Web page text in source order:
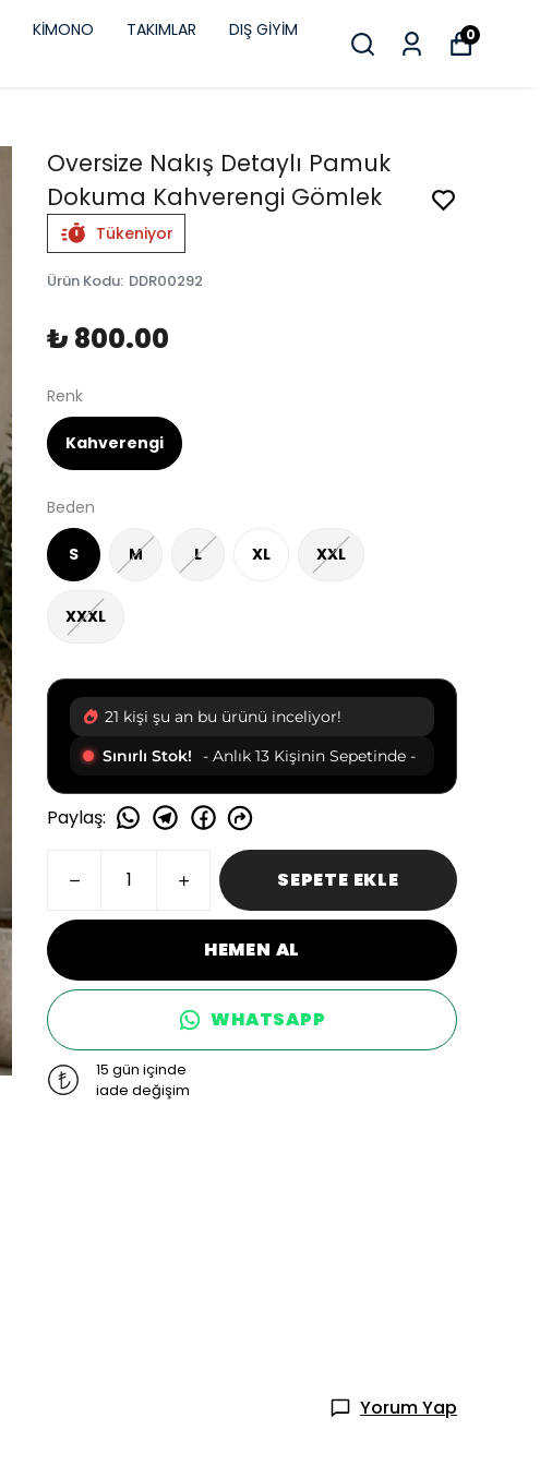
KİMONO TAKIMLAR
DIŞ GİYİM
0
Oversize Nakış Detaylı Pamuk
Dokuma Kahverengi Gömlek
Tükeniyor
Ürün Kodu: DDR00292
₺ 800.00
Renk
Kahverengi
Beden
S M L XL XXL
XXXL
21 kişi şu an bu ürünü inceliyor!
Sınırlı Stok! - Anlık 13 Kişinin Sepetinde -
Paylaş:
SEPETE EKLE
HEMEN AL
WHATSAPP
15 gün içinde
iade değişim
Yorum Yap